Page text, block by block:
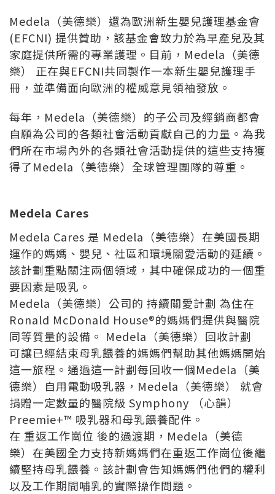
Medela（美德樂）還為歐洲新生嬰兒護理基金會
(EFCNI) 提供贊助，該基金會致力於為早產兒及其
家庭提供所需的專業護理。目前，Medela（美德
樂） 正在與EFCNI共同製作一本新生嬰兒護理手
冊，並準備面向歐洲的權威意見領袖發放。
每年，Medela（美德樂）的子公司及經銷商都會
自願為公司的各類社會活動貢獻自己的力量。為我
們所在市場內外的各類社會活動提供的這些支持獲
得了Medela（美德樂）全球管理團隊的尊重。
Medela Cares
Medela Cares 是 Medela（美德樂）在美國長期
運作的媽媽、嬰兒、社區和環境關愛活動的延續。
該計劃重點關注兩個領域，其中確保成功的一個重
要因素是吸乳。
Medela（美德樂）公司的 持續關愛計劃 為住在
Ronald McDonald House®的媽媽們提供與醫院
同等質量的設備。 Medela（美德樂）回收計劃
可讓已經結束母乳餵養的媽媽們幫助其他媽媽開始
這一旅程。通過這一計劃每回收一個Medela（美
德樂）自用電動吸乳器，Medela（美德樂） 就會
捐贈一定數量的醫院級 Symphony （心韻）
Preemie+™ 吸乳器和母乳餵養配件。
在 重返工作崗位 後的過渡期，Medela（美德
樂）在美國全力支持新媽媽們在重返工作崗位後繼
續堅持母乳餵養。該計劃會告知媽媽們他們的權利
以及工作期間哺乳的實際操作問題。